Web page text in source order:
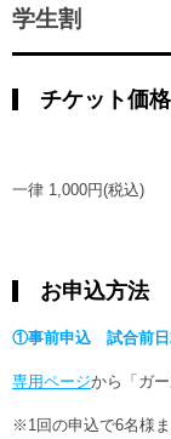
学生割
チケット価格
一律 1,000円(税込)
お申込方法
①事前申込 試合前日
専用ページから「ガ
※1回の申込で6名様